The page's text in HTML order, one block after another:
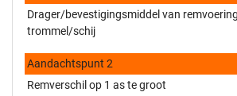
Drager/bevestigingsmiddel van
trommel/schij
Aandachtspunt 2
Remverschil op 1 as te groot